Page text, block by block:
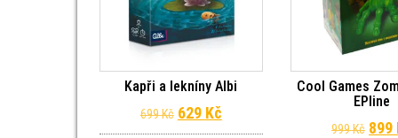
Kapři a lekníny Albi
699Kč Původní cena byla: 699 Kč.
629 KčAktuální cena je: 629 Kč.
Cool Games
EPline
999Kč 899